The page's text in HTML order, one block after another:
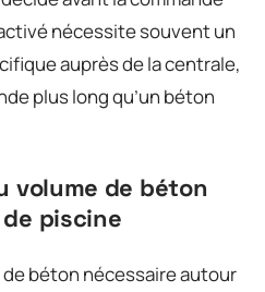
nécessite souvent un
auprès de la centrale,
plus long qu’un béton
volume de béton
piscine
béton nécessaire autour